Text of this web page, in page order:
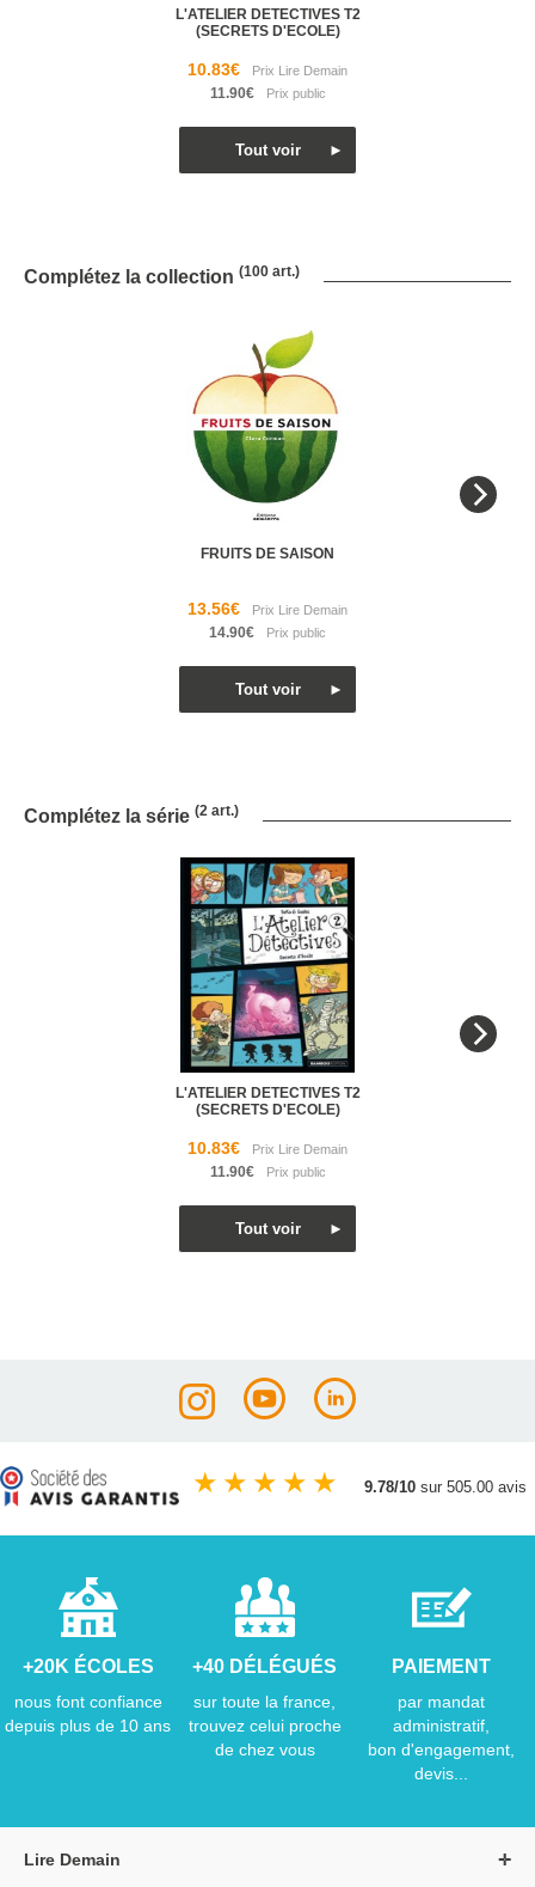
L'ATELIER DETECTIVES T2
(SECRETS D'ECOLE)
10.83€
11.90€
Complétez la collection (100 art.)
FRUITS DE SAISON
13.56€
14.90€
Complétez la série (2 art.)
L'ATELIER DETECTIVES T2
(SECRETS D'ECOLE)
10.83€
11.90€
★ ★ ★ ★ ★ 9.78/10 sur 505.00 avis
+20K ÉCOLES
nous font confiance
depuis plus de 10 ans
+40 DÉLÉGUÉS
sur toute la france,
trouvez celui proche
de chez vous
PAIEMENT
par mandat
administratif,
bon d'engagement,
devis...
Lire Demain